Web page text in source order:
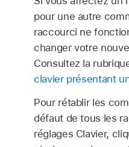
pour une autre
raccourci ne
changer votre
Consultez la
clavier présentant
Pour rétablir les
défaut de tous les
réglages Clavier,